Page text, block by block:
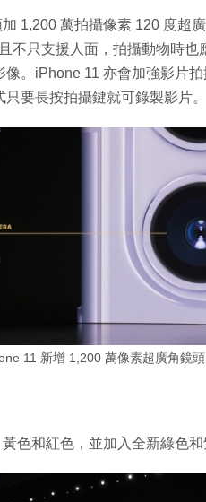
1,200 萬拍攝像素 120 度超
不只支援人面，拍攝動物時
。iPhone 11 亦會加強影片
要長按拍攝鍵就可錄製影片。
11 新增 1,200 萬像素超廣角鏡頭
色和紅色，並加入全新綠色和